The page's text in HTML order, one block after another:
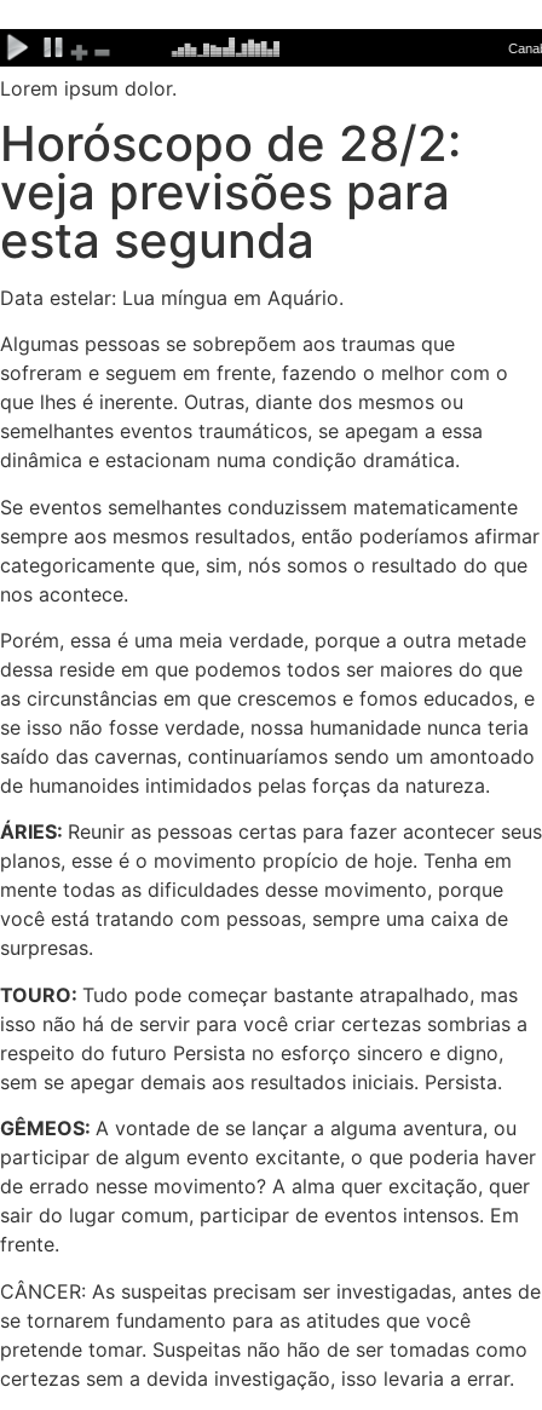
para
o
conteúdo
Lorem ipsum dolor.
Horóscopo de 28/2:
veja previsões para
esta segunda
Data estelar: Lua míngua em Aquário.
Algumas pessoas se sobrepõem aos traumas que
sofreram e seguem em frente, fazendo o melhor com o
que lhes é inerente. Outras, diante dos mesmos ou
semelhantes eventos traumáticos, se apegam a essa
dinâmica e estacionam numa condição dramática.
Se eventos semelhantes conduzissem matematicamente
sempre aos mesmos resultados, então poderíamos afirmar
categoricamente que, sim, nós somos o resultado do que
nos acontece.
Porém, essa é uma meia verdade, porque a outra metade
dessa reside em que podemos todos ser maiores do que
as circunstâncias em que crescemos e fomos educados, e
se isso não fosse verdade, nossa humanidade nunca teria
saído das cavernas, continuaríamos sendo um amontoado
de humanoides intimidados pelas forças da natureza.
ÁRIES: Reunir as pessoas certas para fazer acontecer seus
planos, esse é o movimento propício de hoje. Tenha em
mente todas as dificuldades desse movimento, porque
você está tratando com pessoas, sempre uma caixa de
surpresas.
TOURO: Tudo pode começar bastante atrapalhado, mas
isso não há de servir para você criar certezas sombrias a
respeito do futuro Persista no esforço sincero e digno,
sem se apegar demais aos resultados iniciais. Persista.
GÊMEOS: A vontade de se lançar a alguma aventura, ou
participar de algum evento excitante, o que poderia haver
de errado nesse movimento? A alma quer excitação, quer
sair do lugar comum, participar de eventos intensos. Em
frente.
CÂNCER: As suspeitas precisam ser investigadas, antes de
se tornarem fundamento para as atitudes que você
pretende tomar. Suspeitas não hão de ser tomadas como
certezas sem a devida investigação, isso levaria a errar.